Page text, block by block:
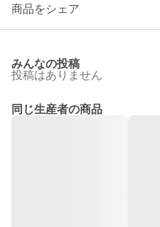
商品をシェア
みんなの投稿
投稿はありません
同じ生産者の商品